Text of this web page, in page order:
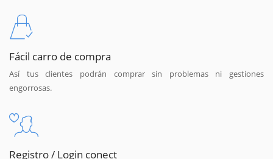
Fácil carro de compra
Así tus clientes podrán comprar sin problemas ni gestiones
engorrosas.
Registro / Login conect